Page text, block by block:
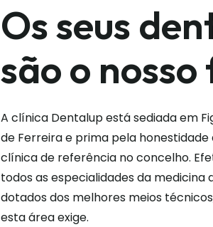
Os seus
são o nosso
A clínica Dentalup está sediada em
de Ferreira e prima pela honestidade
clínica de referência no concelho.
todos as especialidades da medicina
dotados dos melhores meios
esta área exige.